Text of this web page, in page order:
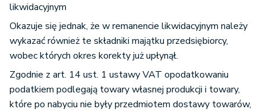
likwidacyjnym
Okazuje się jednak, że w remanencie likwidacyjnym należy
wykazać również te składniki majątku przedsiębiorcy,
wobec których okres korekty już upłynął.
Zgodnie z art. 14 ust. 1 ustawy VAT opodatkowaniu
podatkiem podlegają towary własnej produkcji i towary,
które po nabyciu nie były przedmiotem dostawy towarów,